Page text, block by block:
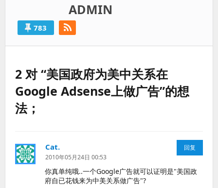
ADMIN
783
2 对 “美国政府为美中关系在
Google Adsense上做广告”的想
法；
Cat.
道：
2010年05月24日 00:53
你真单纯哦..一个Google广告就可以证明是"美国政
府自已花钱来为中美关系做广告"?
回复